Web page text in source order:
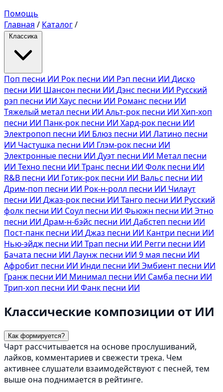
Помощь
Главная / Каталог/
Классика
Поп песни ИИ Рок песни ИИ Рэп песни ИИ Диско
песни ИИ Шансон песни ИИ Дэнс песни ИИ Русский
рэп песни ИИ Хаус песни ИИ Романс песни ИИ
Тяжелый метал песни ИИ Альт-рок песни ИИ Хип-хоп
песни ИИ Панк-рок песни ИИ Хард-рок песни ИИ
Электропоп песни ИИ Блюз песни ИИ Латино песни
ИИ Частушка песни ИИ Глэм-рок песни ИИ
Электронные песни ИИ Дуэт песни ИИ Метал песни
ИИ Техно песни ИИ Транс песни ИИ Фолк песни ИИ
R&B песни ИИ Готик-рок песни ИИ Вальс песни ИИ
Дрим-поп песни ИИ Рок-н-ролл песни ИИ Чилаут
песни ИИ Джаз-рок песни ИИ Танго песни ИИ Русский
фолк песни ИИ Соул песни ИИ Фьюжн песни ИИ Этно
песни ИИ Драм-н-бэйс песни ИИ Дабстеп песни ИИ
Пост-панк песни ИИ Джаз песни ИИ Кантри песни ИИ
Нью-эйдж песни ИИ Трап песни ИИ Регги песни ИИ
Бачата песни ИИ Лаунж песни ИИ 9 мая песни ИИ
Афробит песни ИИ Инди песни ИИ Эмбиент песни ИИ
Гранж песни ИИ Минимал песни ИИ Самба песни ИИ
Трип-хоп песни ИИ Фанк песни ИИ
Классические композиции от ИИ
Как формируется?
Чарт рассчитывается на основе прослушиваний,
лайков, комментариев и свежести трека. Чем
активнее слушатели взаимодействуют с песней, тем
выше она поднимается в рейтинге.